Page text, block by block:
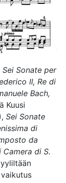
Sei Sonate per
II, Re di
Bach,
Kuusi
Sei Sonate
di
da
di S.